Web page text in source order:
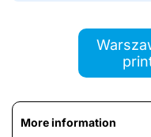
More information